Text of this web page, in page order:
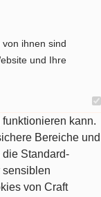
ihnen sind
und Ihre
kann.
Bereiche und
Standard-
sensiblen
von Craft